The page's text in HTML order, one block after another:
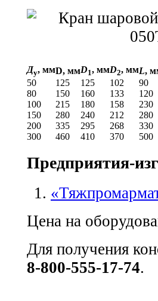
Ду, ммD, ммD1, ммD2, ммL,
50
125 125 102 90
80
150 160 133 120
100
215 180 158 230
150
280 240 212 280
200
335 295 268 330
300
460 410 370 500
Предприятия-
Цена на
Для получения
8-800-555-17-74.